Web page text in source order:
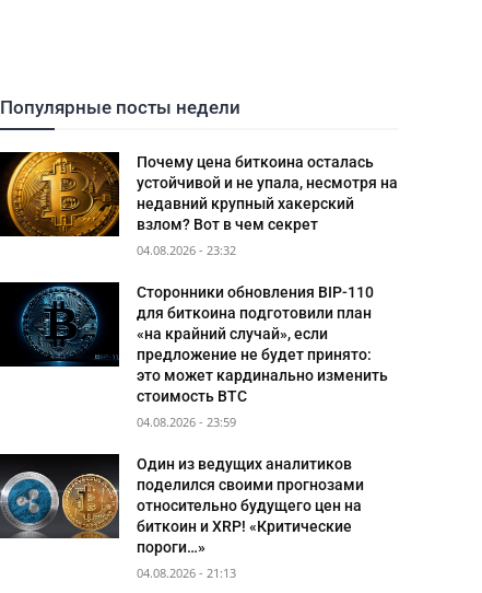
Популярные посты недели
Почему цена биткоина осталась
устойчивой и не упала, несмотря на
недавний крупный хакерский
взлом? Вот в чем секрет
04.08.2026 - 23:32
Сторонники обновления BIP-110
для биткоина подготовили план
«на крайний случай», если
предложение не будет принято:
это может кардинально изменить
стоимость BTC
04.08.2026 - 23:59
Один из ведущих аналитиков
поделился своими прогнозами
относительно будущего цен на
биткоин и XRP! «Критические
пороги…»
04.08.2026 - 21:13